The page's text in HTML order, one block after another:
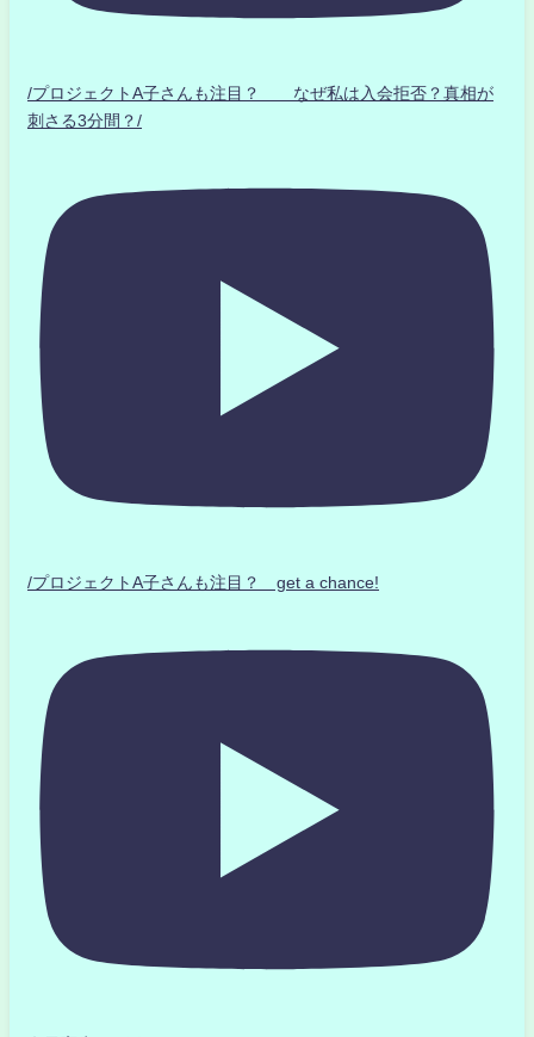
/プロジェクトA子さんも注目？ なぜ私は入会拒否？真相が
刺さる3分間？/
/プロジェクトA子さんも注目？ get a chance!